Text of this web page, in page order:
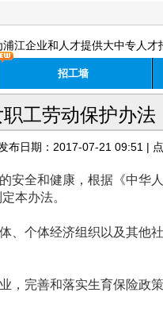
江企业和人才提供大中专人才
招工墙
工劳动保护办法
布日期：2017-07-21 09:51 |
全和健康，根据《中华
本办法。
个体经济组织以及其他
善和落实生育保险政